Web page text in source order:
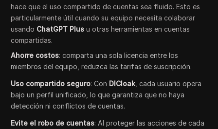
hace que el uso compartido de cuentas sea fluido. Esto es
particularmente útil cuando su equipo necesita colaborar
usando ChatGPT Plus u otras herramientas en cuentas
compartidas.
Ahorre costos: comparta una sola licencia entre los
miembros del equipo, reduzca las tarifas de suscripción.
Uso compartido seguro: Con DICloak , cada usuario opera
bajo un perfil unificado, lo que garantiza que no haya
detección ni conflictos de cuentas.
Evite el robo de cuentas: Al proteger las acciones de cada